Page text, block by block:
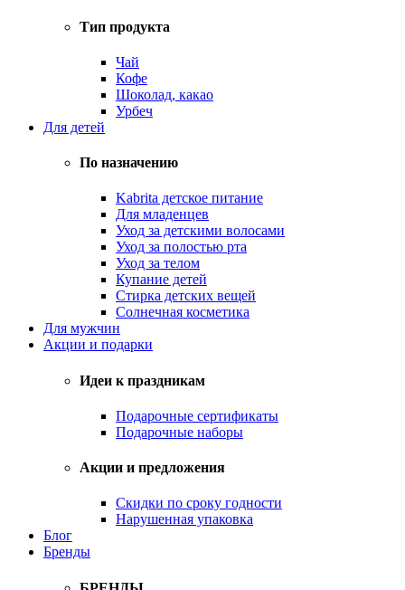
Тип продукта
Чай
Кофе
Шоколад, какао
Урбеч
Для детей
По назначению
Kabrita детское питание
Для младенцев
Уход за детскими волосами
Уход за полостью рта
Уход за телом
Купание детей
Стирка детских вещей
Солнечная косметика
Для мужчин
Акции и подарки
Идеи к праздникам
Подарочные сертификаты
Подарочные наборы
Акции и предложения
Скидки по сроку годности
Нарушенная упаковка
Блог
Бренды